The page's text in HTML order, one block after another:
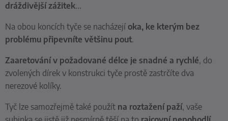
dráždivější zážitek...
Na obou koncích tyče se nacházejí oka, ke kterým bez
problému připevníte většinu pout.
Zaaretování v požadované délce je snadné a rychlé, do
zvolených dírek v konstrukci tyče prostě zastrčíte dva
nerezové kolíky.
Tyč lze samozřejmě také použít na roztažení paží, vaše